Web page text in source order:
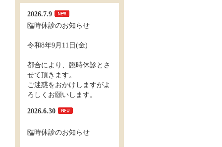
2026.7.9
臨時休診のお知らせ
令和8年9月11日(金)
都合により、臨時休診とさ
せて頂きます。
ご迷惑をおかけしますがよ
ろしくお願いします。
2026.6.30
臨時休診のお知らせ